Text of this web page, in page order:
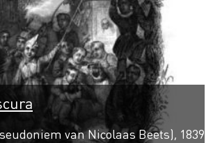
van Nicolaas Beets), 1839